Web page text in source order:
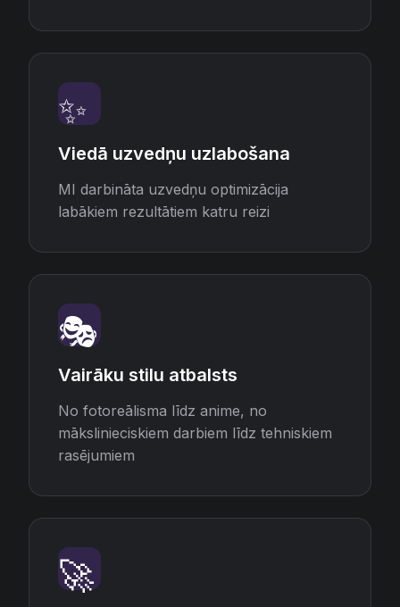
✨
Viedā uzvedņu uzlabošana
MI darbināta uzvedņu optimizācija
labākiem rezultātiem katru reizi
🎭
Vairāku stilu atbalsts
No fotoreālisma līdz anime, no
mākslinieciskiem darbiem līdz tehniskiem
rasējumiem
🚀